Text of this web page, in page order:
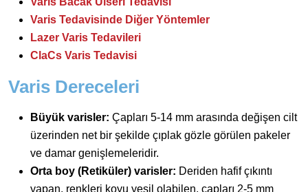
Varis Tedavisinde Diğer Yöntemler
Lazer Varis Tedavileri
ClaCs Varis Tedavisi
Varis Dereceleri
Büyük varisler: Çapları 5-14 mm arasında değişen cilt
üzerinden net bir şekilde çıplak gözle görülen pakeler
ve damar genişlemeleridir.
Orta boy (Retiküler) varisler: Deriden hafif çıkıntı
yapan, renkleri koyu yeşil olabilen, çapları 2-5 mm